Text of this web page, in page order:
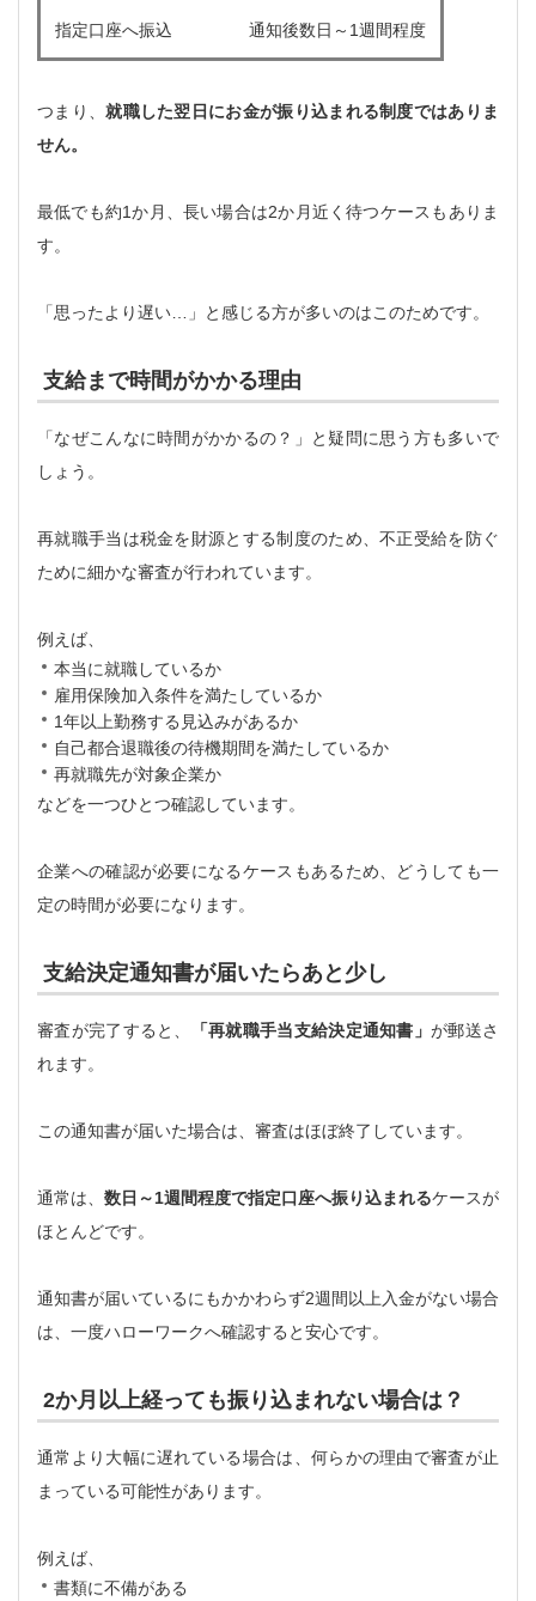
指定口座へ振込 通知後数日～1週間程度
つまり、就職した翌日にお金が振り込まれる制度ではありま
せん。
最低でも約1か月、長い場合は2か月近く待つケースもありま
す。
「思ったより遅い…」と感じる方が多いのはこのためです。
支給まで時間がかかる理由
「なぜこんなに時間がかかるの？」と疑問に思う方も多いで
しょう。
再就職手当は税金を財源とする制度のため、不正受給を防ぐ
ために細かな審査が行われています。
例えば、
本当に就職しているか
雇用保険加入条件を満たしているか
1年以上勤務する見込みがあるか
自己都合退職後の待機期間を満たしているか
再就職先が対象企業か
などを一つひとつ確認しています。
企業への確認が必要になるケースもあるため、どうしても一
定の時間が必要になります。
支給決定通知書が届いたらあと少し
審査が完了すると、 「再就職手当支給決定通知書」が郵送さ
れます。
この通知書が届いた場合は、審査はほぼ終了しています。
通常は、 数日～1週間程度で指定口座へ振り込まれるケースが
ほとんどです。
通知書が届いているにもかかわらず2週間以上入金がない場合
は、一度ハローワークへ確認すると安心です。
2か月以上経っても振り込まれない場合は？
通常より大幅に遅れている場合は、何らかの理由で審査が止
まっている可能性があります。
例えば、
書類に不備がある